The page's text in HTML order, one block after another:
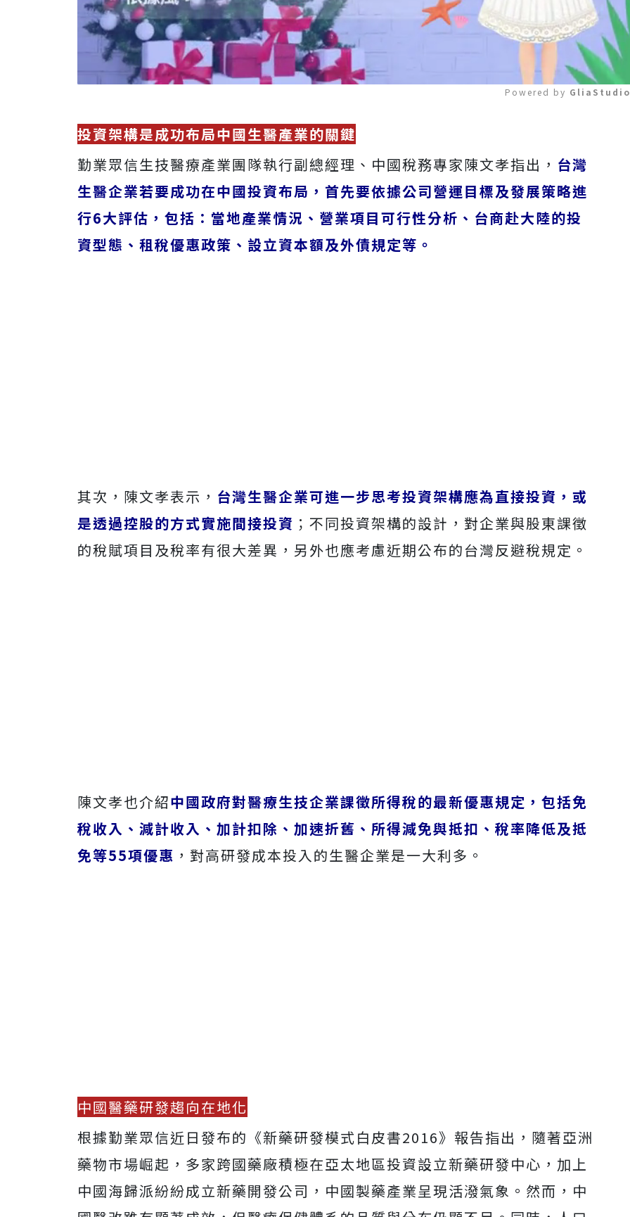
Powered by
投資架構是成功布局中國生醫產業的關鍵
勤業眾信生技醫療產業團隊執行副總經理、中國稅務專家陳文孝指出， 台灣
生醫企業若要成功在中國投資布局，首先要依據公司營運目標及發展策略進
行6大評估，包括：當地產業情況、營業項目可行性分析、台商赴大陸的投
資型態、租稅優惠政策、設立資本額及外債規定等。
其次，陳文孝表示， 台灣生醫企業可進一步思考投資架構應為直接投資，或
是透過控股的方式實施間接投資 ；不同投資架構的設計，對企業與股東課徵
的稅賦項目及稅率有很大差異，另外也應考慮近期公布的台灣反避稅規定。
陳文孝也介紹中國政府對醫療生技企業課徵所得稅的最新優惠規定，包括免
稅收入、減計收入、加計扣除、加速折舊、所得減免與抵扣、稅率降低及抵
免等55項優惠 ，對高研發成本投入的生醫企業是一大利多。
中國醫藥研發趨向在地化
根據勤業眾信近日發布的《新藥研發模式白皮書2016》報告指出，隨著亞洲
藥物市場崛起，多家跨國藥廠積極在亞太地區投資設立新藥研發中心，加上
中國海歸派紛紛成立新藥開發公司，中國製藥產業呈現活潑氣象。然而，中